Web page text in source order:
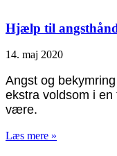
Hjælp til
14. maj 2020
Angst og
ekstra voldsom i
være.
Læs mere »